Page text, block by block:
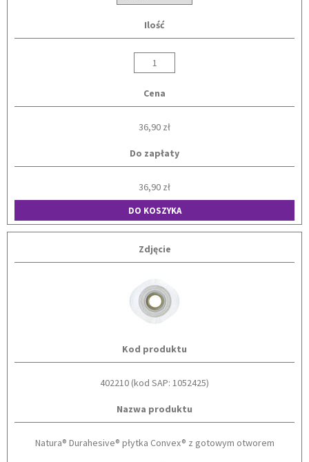
Ilość
Cena
36,90 zł
Do zapłaty
36,90 zł
DO KOSZYKA
Zdjęcie
Kod produktu
402210 (kod SAP: 1052425)
Nazwa produktu
Natura® Durahesive® płytka Convex® z gotowym otworem